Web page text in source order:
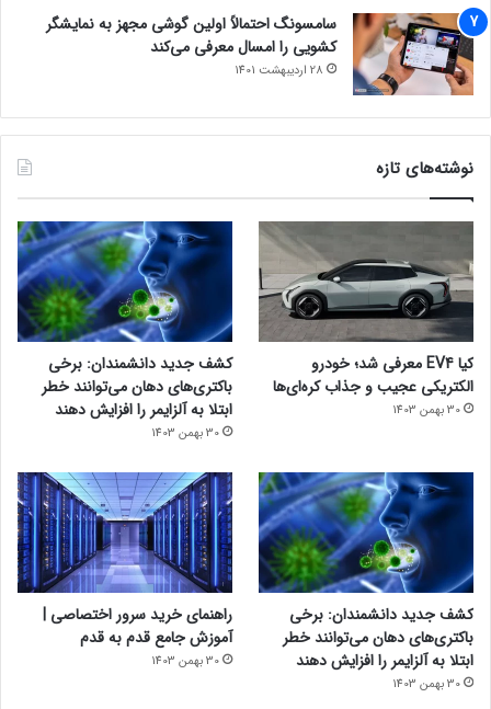
سامسونگ احتمالاً اولین گوشی مجهز به نمایشگر
کشویی را امسال معرفی می‌کند
28 اردیبهشت 1401
نوشته‌های تازه
کیا EV4 معرفی شد؛ خودرو
الکتریکی عجیب و جذاب کره‌ای‌ها
30 بهمن 1403
کشف جدید دانشمندان: برخی
باکتری‌های دهان می‌توانند خطر
ابتلا به آلزایمر را افزایش دهند
30 بهمن 1403
کشف جدید دانشمندان: برخی
باکتری‌های دهان می‌توانند خطر
ابتلا به آلزایمر را افزایش دهند
30 بهمن 1403
راهنمای خرید سرور اختصاصی |
آموزش جامع قدم به قدم
30 بهمن 1403